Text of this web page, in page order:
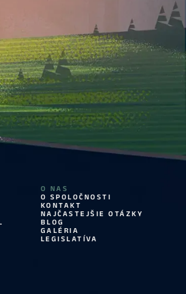
O NAS
O SPOLOČNOSTI
KONTAKT
NAJČASTEJŠIE OTÁZKY
BLOG
GALÉRIA
LEGISLATÍVA